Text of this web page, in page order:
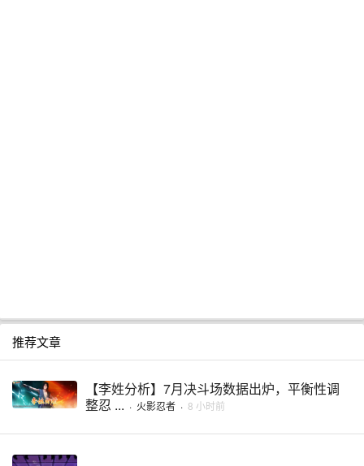
推荐文章
【李姓分析】7月决斗场数据出炉，平衡性调
整忍 ... · 火影忍者 · 8 小时前